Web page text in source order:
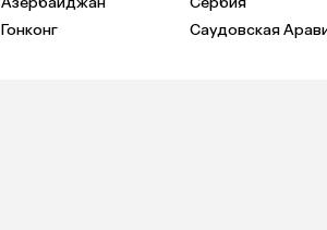
Гонконг
Саудовская